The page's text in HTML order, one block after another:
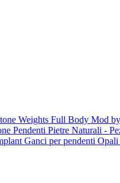
Weights Full Body Mod
Pendenti Pietre Naturali -
Ganci per pendenti Opali